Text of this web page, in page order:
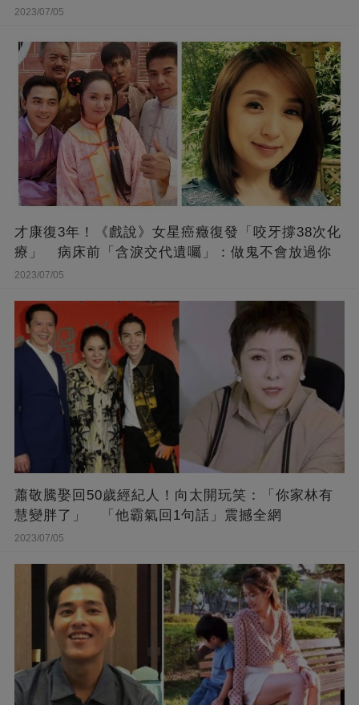
2023/07/05
才康復3年！《戲說》女星癌癥復發「咬牙撐38次化
療」 病床前「含淚交代遺囑」：做鬼不會放過你
2023/07/05
蕭敬騰娶回50歲經紀人！向太開玩笑：「你家林有
慧變胖了」 「他霸氣回1句話」震撼全網
2023/07/05